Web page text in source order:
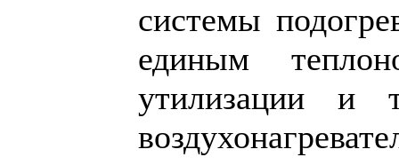
системы
единым
утилизации и